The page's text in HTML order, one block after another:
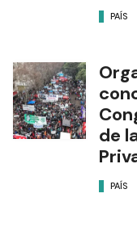
PAÍS
de
PAÍS